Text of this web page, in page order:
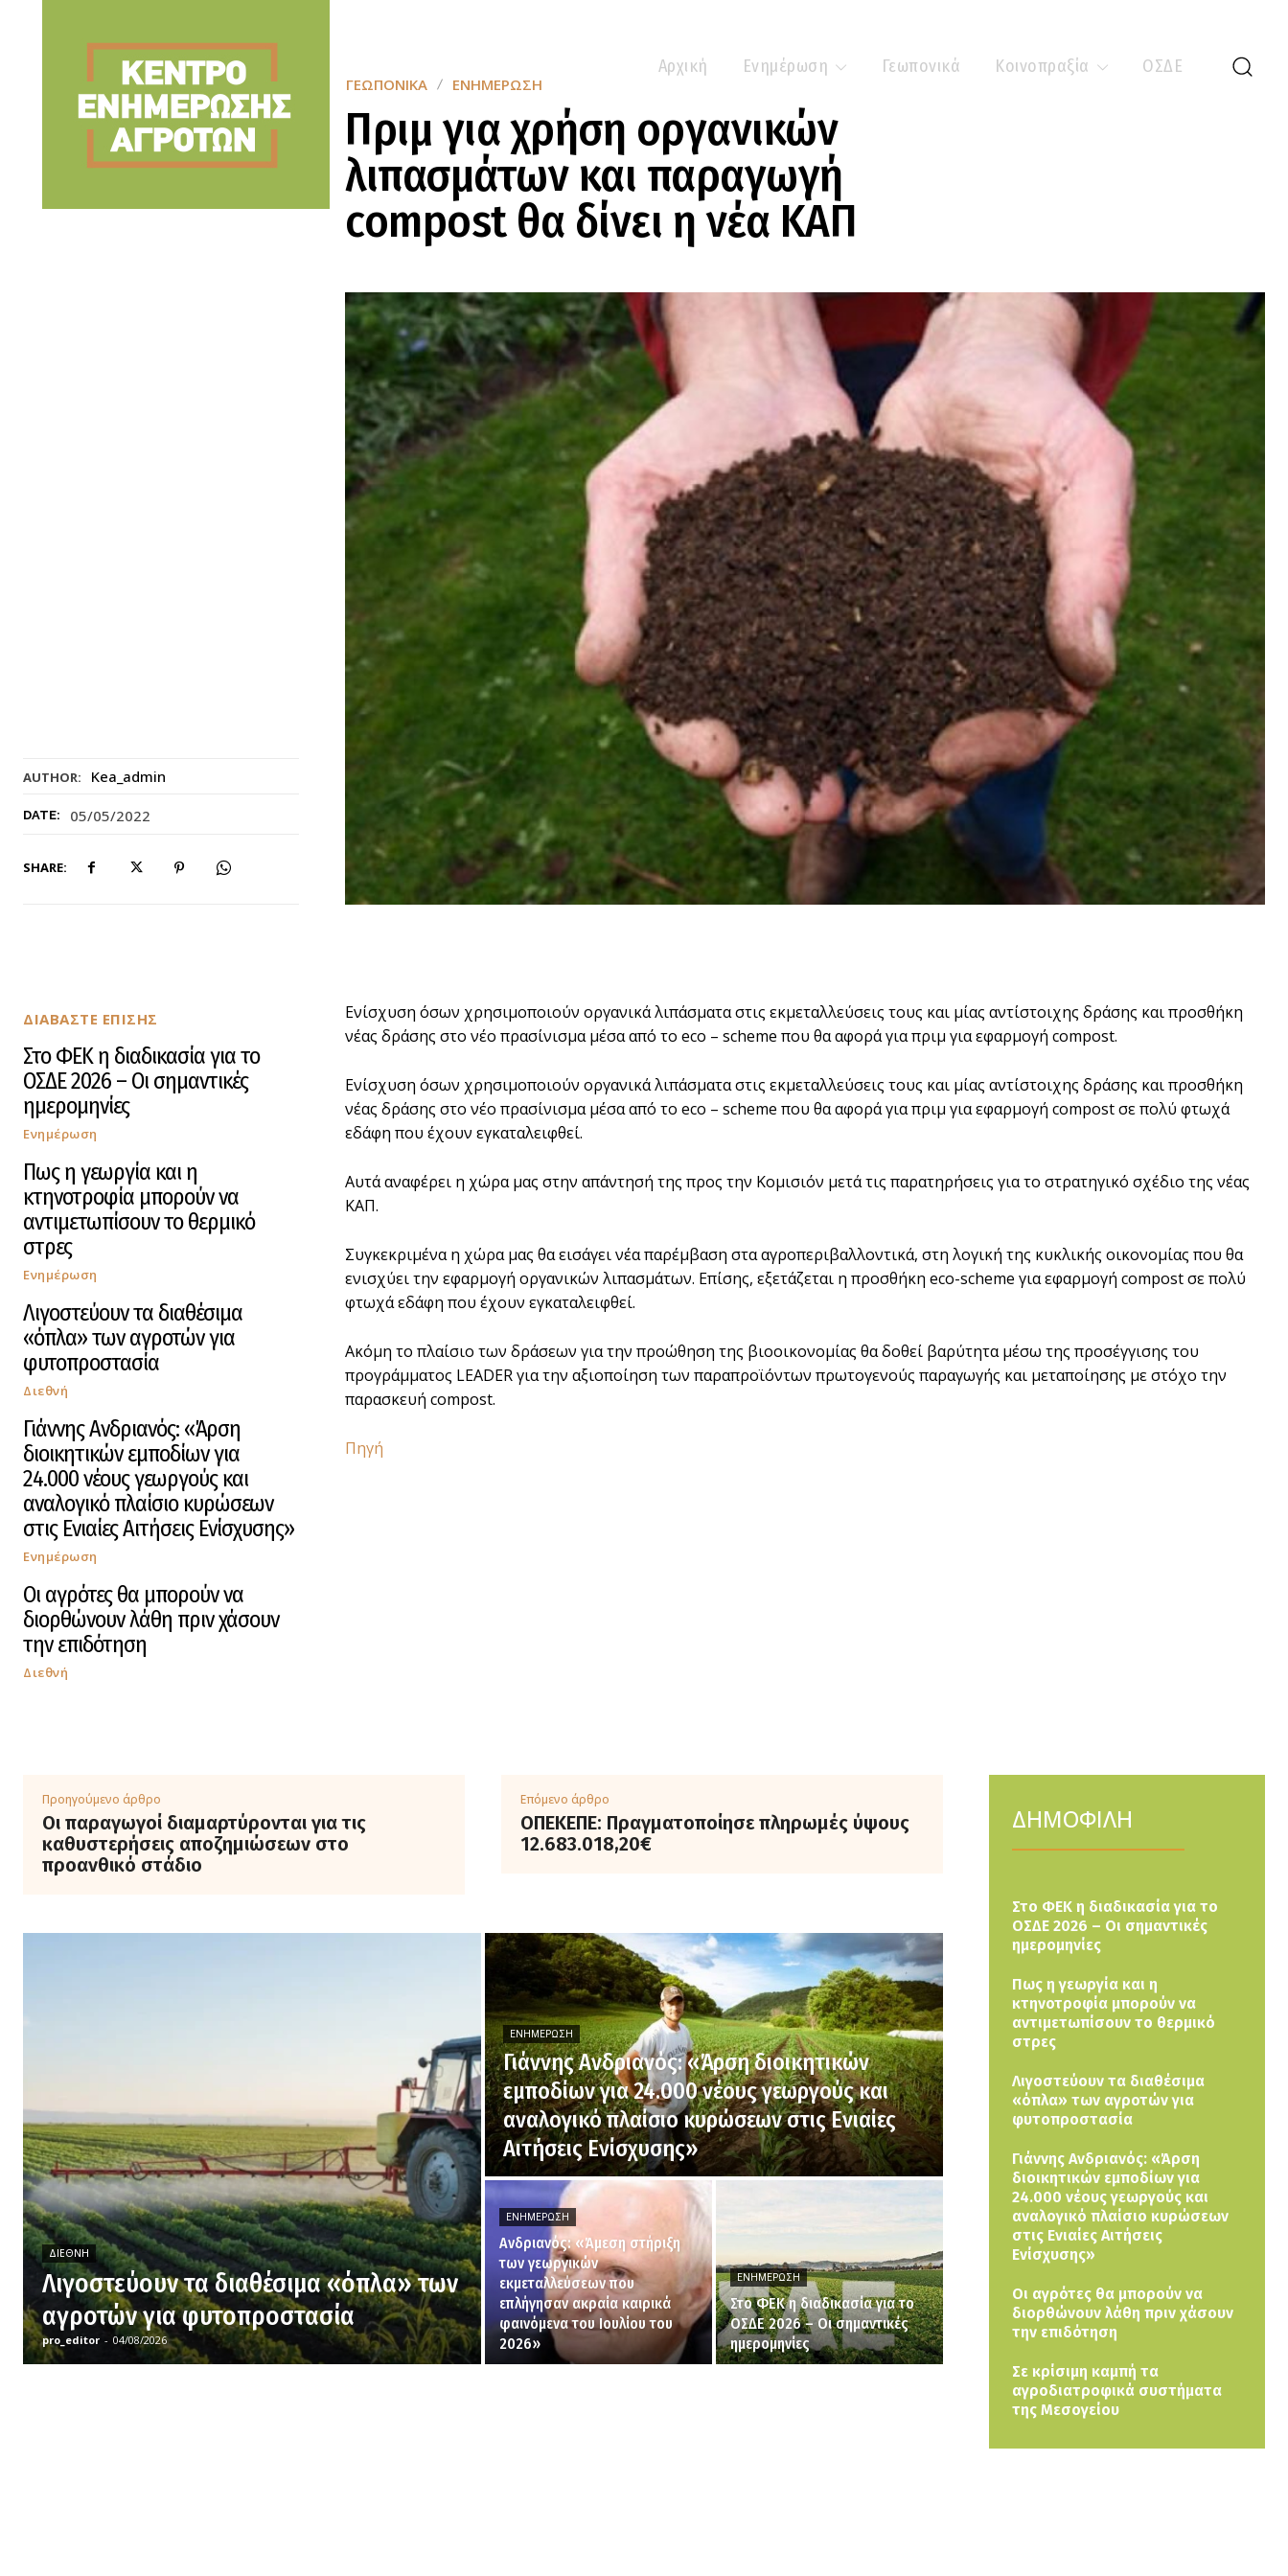
Αρχική Ενημέρωση Γεωπονικά Κοινοπραξία ΟΣΔΕ
AUTHOR: Kea_admin
DATE: 05/05/2022
SHARE:
ΓΕΩΠΟΝΙΚΆ ΕΝΗΜΈΡΩΣΗ
Πριμ για χρήση οργανικών
λιπασμάτων και παραγωγή
compost θα δίνει η νέα ΚΑΠ
ΔΙΑΒΑΣΤΕ ΕΠΙΣΗΣ
Στο ΦΕΚ η διαδικασία για το
ΟΣΔΕ 2026 – Οι σημαντικές
ημερομηνίες
Ενημέρωση
Πως η γεωργία και η
κτηνοτροφία μπορούν να
αντιμετωπίσουν το θερμικό
στρες
Ενημέρωση
Λιγοστεύουν τα διαθέσιμα
«όπλα» των αγροτών για
φυτοπροστασία
Διεθνή
Γιάννης Ανδριανός: «Άρση
διοικητικών εμποδίων για
24.000 νέους γεωργούς και
αναλογικό πλαίσιο κυρώσεων
στις Ενιαίες Αιτήσεις Ενίσχυσης»
Ενημέρωση
Οι αγρότες θα μπορούν να
διορθώνουν λάθη πριν χάσουν
την επιδότηση
Διεθνή
Eνίσχυση όσων χρησιμοποιούν οργανικά λιπάσµατα στις εκµεταλλεύσεις τους και µίας αντίστοιχης δράσης και προσθήκη
νέας δράσης στο νέο πρασίνισµα μέσα από το eco – scheme που θα αφορά για πριµ για εφαρμογή compost.
Eνίσχυση όσων χρησιμοποιούν οργανικά λιπάσµατα στις εκµεταλλεύσεις τους και µίας αντίστοιχης δράσης και προσθήκη
νέας δράσης στο νέο πρασίνισµα μέσα από το eco – scheme που θα αφορά για πριµ για εφαρμογή compost σε πολύ φτωχά
εδάφη που έχουν εγκαταλειφθεί.
Αυτά αναφέρει η χώρα µας στην απάντησή της προς την Κοµισιόν µετά τις παρατηρήσεις για το στρατηγικό σχέδιο της νέας
ΚΑΠ.
Συγκεκριμένα η χώρα μας θα εισάγει νέα παρέµβαση στα αγροπεριβαλλοντικά, στη λογική της κυκλικής οικονοµίας που θα
ενισχύει την εφαρµογή οργανικών λιπασµάτων. Επίσης, εξετάζεται η προσθήκη eco-scheme για εφαρµογή compost σε πολύ
φτωχά εδάφη που έχουν εγκαταλειφθεί.
Ακόμη το πλαίσιο των δράσεων για την προώθηση της βιοοικονομίας θα δοθεί βαρύτητα μέσω της προσέγγισης του
προγράμματος LEADER για την αξιοποίηση των παραπροϊόντων πρωτογενούς παραγωγής και μεταποίησης με στόχο την
παρασκευή compost.
Πηγή
Προηγούμενο άρθρο
Οι παραγωγοί διαμαρτύρονται για τις
καθυστερήσεις αποζημιώσεων στο
προανθικό στάδιο
Επόμενο άρθρο
ΟΠΕΚΕΠΕ: Πραγματοποίησε πληρωμές ύψους
12.683.018,20€
ΔΙΕΘΝΉ
Λιγοστεύουν τα διαθέσιμα «όπλα» των
αγροτών για φυτοπροστασία
pro_editor - 04/08/2026
ΕΝΗΜΈΡΩΣΗ
Γιάννης Ανδριανός: «Άρση διοικητικών
εμποδίων για 24.000 νέους γεωργούς και
αναλογικό πλαίσιο κυρώσεων στις Ενιαίες
Αιτήσεις Ενίσχυσης»
ΕΝΗΜΈΡΩΣΗ
Ανδριανός: «Άμεση στήριξη
των γεωργικών
εκμεταλλεύσεων που
επλήγησαν ακραία καιρικά
φαινόμενα του Ιουλίου του
2026»
ΕΝΗΜΈΡΩΣΗ
Στο ΦΕΚ η διαδικασία για το
ΟΣΔΕ 2026 – Οι σημαντικές
ημερομηνίες
ΔΗΜΟΦΙΛΗ
Στο ΦΕΚ η διαδικασία για το
ΟΣΔΕ 2026 – Οι σημαντικές
ημερομηνίες
Πως η γεωργία και η
κτηνοτροφία μπορούν να
αντιμετωπίσουν το θερμικό
στρες
Λιγοστεύουν τα διαθέσιμα
«όπλα» των αγροτών για
φυτοπροστασία
Γιάννης Ανδριανός: «Άρση
διοικητικών εμποδίων για
24.000 νέους γεωργούς και
αναλογικό πλαίσιο κυρώσεων
στις Ενιαίες Αιτήσεις
Ενίσχυσης»
Οι αγρότες θα μπορούν να
διορθώνουν λάθη πριν χάσουν
την επιδότηση
Σε κρίσιμη καμπή τα
αγροδιατροφικά συστήματα
της Μεσογείου